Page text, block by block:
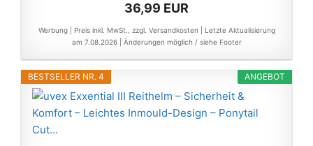
36,99 EUR
Werbung | Preis inkl. MwSt., zzgl. Versandkosten |
Letzte Aktualisierung
am 7.08.2026 | Änderungen möglich / siehe Footer
ANGEBOT
BESTSELLER NR. 4